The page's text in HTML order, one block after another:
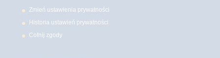
Zmień ustawienia prywatności
Historia ustawień prywatności
Cofnij zgody